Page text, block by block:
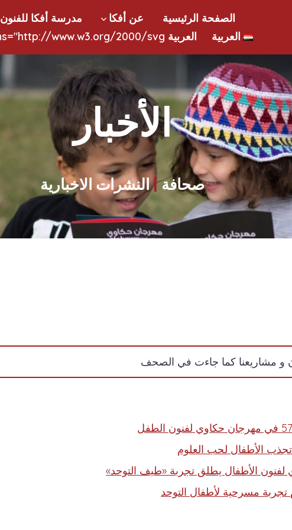
الصفحة الرئيسية عن أفكا مدرسة أفكا للفنون
العربية
العربية
الأخبار
صحافة|النشرات الاخبارية
و مشاريعنا كما جاءت في الصحف
تجذب الأطفال لحب العلوم
الأطفال يطلق تجربة «طيف التوحد»
تجربة مسرحية لأطفال التوحد